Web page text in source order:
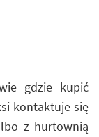
gdzie kupić
kontaktuje się
z hurtownią